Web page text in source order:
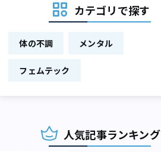
カテゴリで探す
体の不調 メンタル
フェムテック
人気記事ランキング